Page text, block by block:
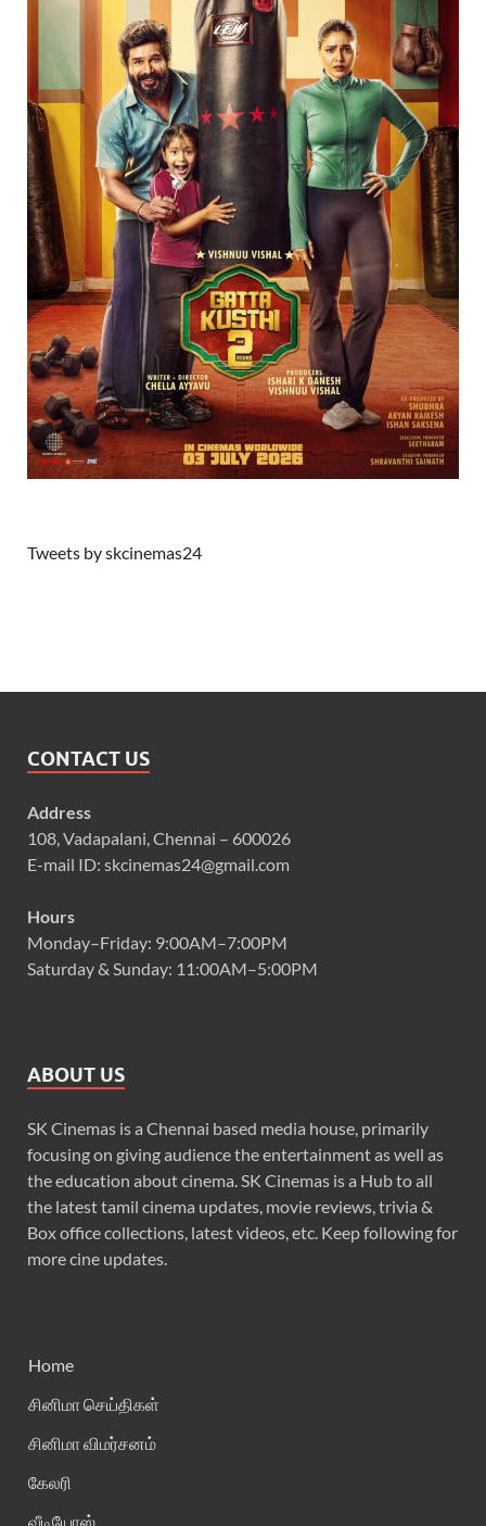
Tweets by skcinemas24
CONTACT US
Address
108, Vadapalani, Chennai – 600026
E-mail ID: skcinemas24@gmail.com
Hours
Monday–Friday: 9:00AM–7:00PM
Saturday & Sunday: 11:00AM–5:00PM
ABOUT US
SK Cinemas is a Chennai based media house, primarily
focusing on giving audience the entertainment as well as
the education about cinema. SK Cinemas is a Hub to all
the latest tamil cinema updates, movie reviews, trivia &
Box office collections, latest videos, etc. Keep following for
more cine updates.
Home
சினிமா செய்திகள்
சினிமா விமர்சனம்
கேலரி
வீடியோஸ்